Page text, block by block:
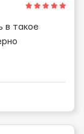
в такое